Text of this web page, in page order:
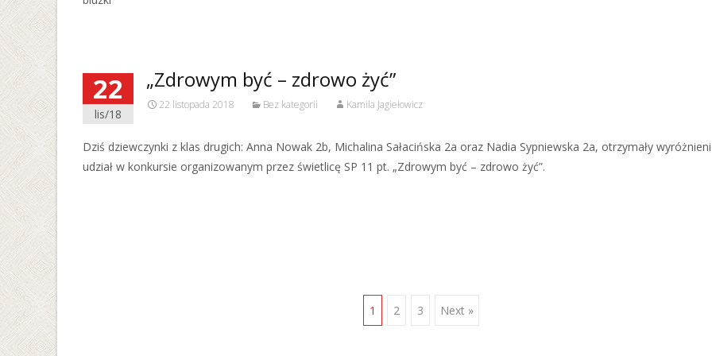
22
lis/18
„Zdrowym być – zdrowo żyć”
22 listopada 2018 Bez kategorii Kamila Jagiełowicz
Dziś dziewczynki z klas drugich: Anna Nowak 2b, Michalina Sałacińska 2a oraz Nadia Sypniewska 2a, otrzymały
udział w konkursie organizowanym przez świetlicę SP 11 pt. „Zdrowym być – zdrowo żyć”.
1 2 3 Next »